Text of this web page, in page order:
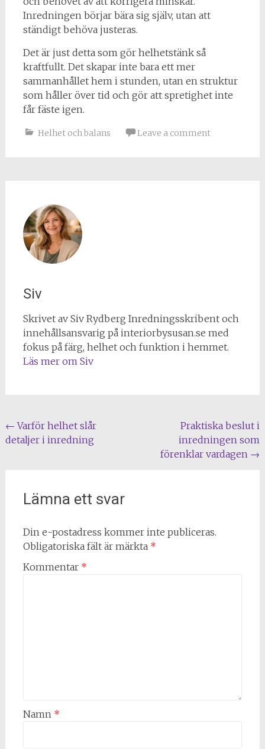
Inredningen börjar bära sig själv, utan att
ständigt behöva justeras.
Det är just detta som gör helhetstänk så
kraftfullt. Det skapar inte bara ett mer
sammanhållet hem i stunden, utan en struktur
som håller över tid och gör att spretighet inte
får fäste igen.
Helhet och balans Leave a comment
Siv
Skrivet av Siv Rydberg Inredningsskribent och
innehållsansvarig på interiorbysusan.se med
fokus på färg, helhet och funktion i hemmet.
Läs mer om Siv
Post
navigation
← Varför helhet slår
detaljer i inredning
Praktiska beslut i
inredningen som
förenklar vardagen →
Lämna ett svar
Din e-postadress kommer inte publiceras.
Obligatoriska fält är märkta *
Kommentar *
Namn *